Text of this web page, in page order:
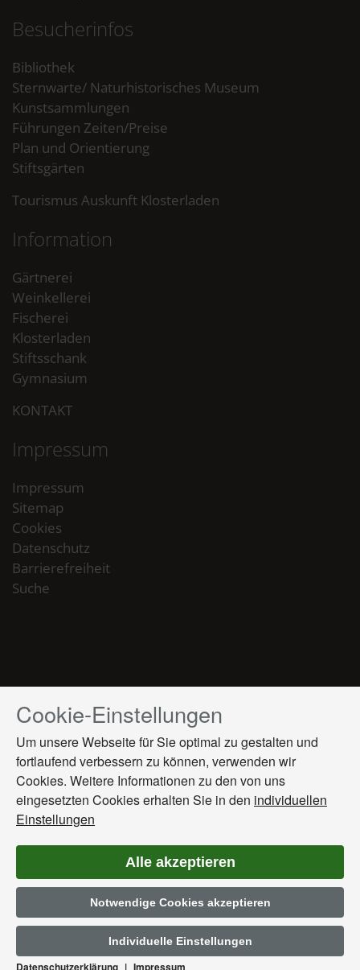
Besucherinfos
Bibliothek
Sternwarte/ Naturhistorisches Museum
Kunstsammlungen
Führungen Zeiten/Preise
Plan und Orientierung
Stiftsgärten
Tourismus Auskunft Klosterladen
Information
Gärtnerei
Weinkellerei
Fischerei
Klosterladen
Stiftsschank
Gymnasium
KONTAKT
Impressum
Impressum
Sitemap
Cookies
Datenschutz
Barrierefreiheit
Suche
Drücken
Sie
Tab,
um
durch
die
Optionen
navigieren.
lehnt
Cookies
Cookie-Einstellungen
Um unsere Webseite für Sie optimal zu gestalten und
fortlaufend verbessern zu können, verwenden wir
Cookies. Weitere Informationen zu den von uns
eingesetzten Cookies erhalten Sie in den individuellen
Einstellungen
Alle akzeptieren
Notwendige Cookies akzeptieren
Individuelle Einstellungen
Datenschutzerklärung | Impressum